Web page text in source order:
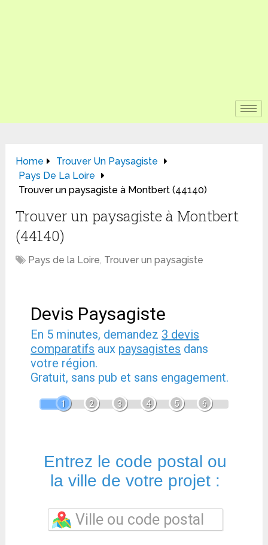
Home
Trouver Un Paysagiste
Pays De La Loire
Trouver un paysagiste à Montbert (44140)
Trouver un paysagiste à Montbert
(44140)
Pays de la Loire, Trouver un paysagiste
Devis Paysagiste
En 5 minutes, demandez 3 devis
comparatifs aux paysagistes dans
votre région.
Gratuit, sans pub et sans engagement.
1 2 3 4 5 6
Entrez le code postal ou
la ville de votre projet :